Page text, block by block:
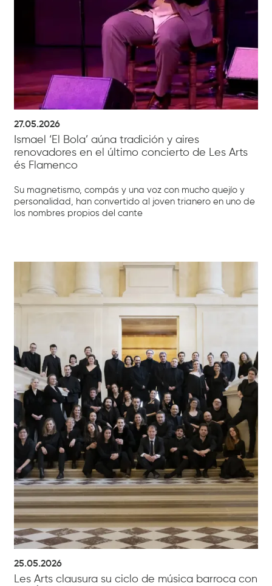
27.05.2026
Ismael ‘El Bola’ aúna tradición y aires
renovadores en el último concierto de Les Arts
és Flamenco
Su magnetismo, compás y una voz con mucho quejío y
personalidad, han convertido al joven trianero en uno de
los nombres propios del cante
25.05.2026
Les Arts clausura su ciclo de música barroca con